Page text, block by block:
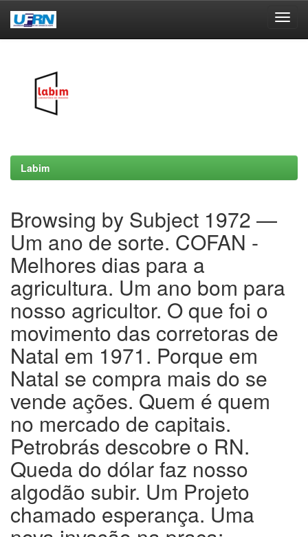
Labim
Browsing by Subject 1972 —
Um ano de sorte. COFAN -
Melhores dias para a
agricultura. Um ano bom para
nosso agricultor. O que foi o
movimento das corretoras de
Natal em 1971. Porque em
Natal se compra mais do se
vende ações. Quem é quem
no mercado de capitais.
Petrobrás descobre o RN.
Queda do dólar faz nosso
algodão subir. Um Projeto
chamado esperança. Uma